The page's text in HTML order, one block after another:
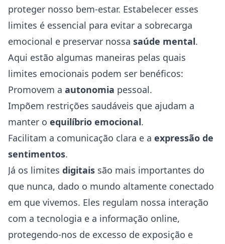
proteger nosso bem-estar. Estabelecer esses
limites é essencial para evitar a sobrecarga
emocional e preservar nossa saúde mental.
Aqui estão algumas maneiras pelas quais
limites emocionais podem ser benéficos:
Promovem a autonomia pessoal.
Impõem restrições saudáveis que ajudam a
manter o equilíbrio emocional.
Facilitam a comunicação clara e a expressão de
sentimentos.
Já os limites digitais são mais importantes do
que nunca, dado o mundo altamente conectado
em que vivemos. Eles regulam nossa interação
com a tecnologia e a informação online,
protegendo-nos de excesso de exposição e